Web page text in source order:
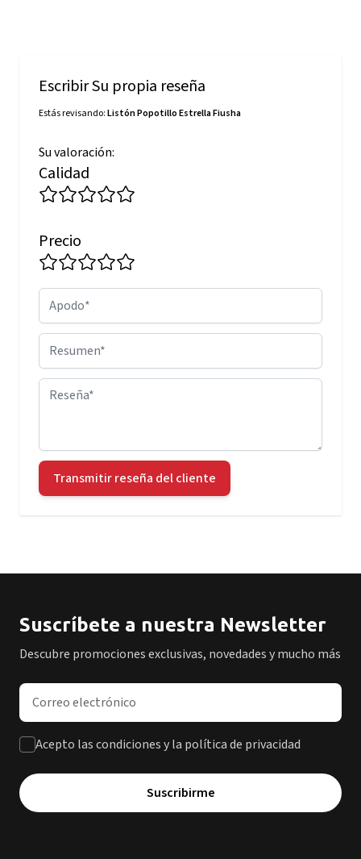
Escribir Su propia reseña
Estás revisando:Listón Popotillo Estrella Fiusha
Su valoración:
Calidad
Precio
Apodo
Resumen
Reseña
Transmitir reseña del cliente
Suscríbete a nuestra Newsletter
Descubre promociones exclusivas, novedades y mucho más
Dirección de correo electrónico
Acepto las condiciones y la política de privacidad
Suscribirme